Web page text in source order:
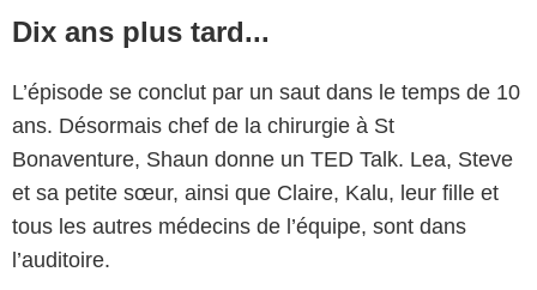
Dix ans plus tard...
L’épisode se conclut par un saut dans le temps de 10
ans. Désormais chef de la chirurgie à St
Bonaventure, Shaun donne un TED Talk. Lea, Steve
et sa petite sœur, ainsi que Claire, Kalu, leur fille et
tous les autres médecins de l’équipe, sont dans
l’auditoire.